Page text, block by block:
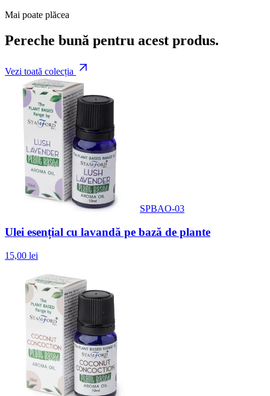
Mai poate plăcea
Pereche bună pentru acest produs.
Vezi toată colecția
SPBAO-03
Ulei esențial cu lavandă pe bază de plante
15,00 lei